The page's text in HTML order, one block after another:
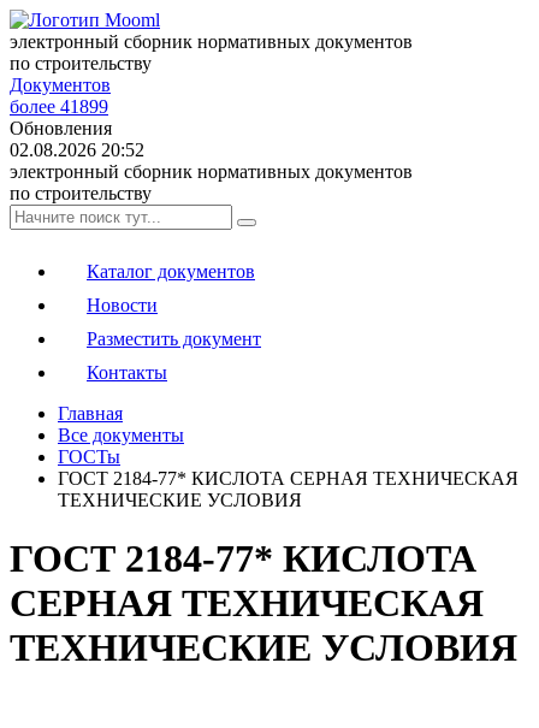
электронный сборник нормативных документов
по строительству
Документов
более 41899
Обновления
02.08.2026 20:52
электронный сборник нормативных документов
по строительству
Каталог документов
Новости
Разместить документ
Контакты
Главная
Все документы
ГОСТы
ГОСТ 2184-77* КИСЛОТА СЕРНАЯ ТЕХНИЧЕСКАЯ
ТЕХНИЧЕСКИЕ УСЛОВИЯ
ГОСТ 2184-77* КИСЛОТА
СЕРНАЯ ТЕХНИЧЕСКАЯ
ТЕХНИЧЕСКИЕ УСЛОВИЯ